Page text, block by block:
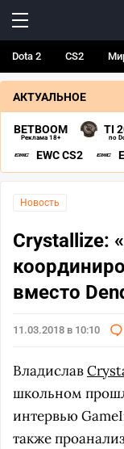
Dota 2 CS2
АКТУАЛЬНОЕ
BETBOOM
Реклама 18+
TI
по
EWC CS2
Новость
Crystallize:
вместо
11.03.2018 в 10:10
Владислав
школьном
интервью
также